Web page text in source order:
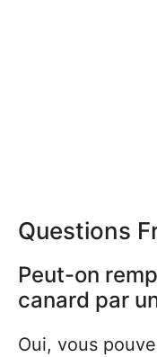
Questions
Peut-on
canard par
Oui, vous